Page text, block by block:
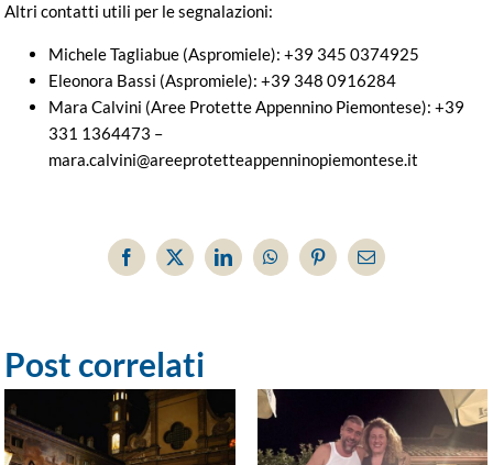
Altri contatti utili per le segnalazioni:
Michele Tagliabue (Aspromiele): +39 345 0374925
Eleonora Bassi (Aspromiele): +39 348 0916284
Mara Calvini (Aree Protette Appennino Piemontese): +39
331 1364473 –
mara.calvini@areeprotetteappenninopiemontese.it
Facebook
X LinkedInWhatsAppPinterestEmail
Post correlati